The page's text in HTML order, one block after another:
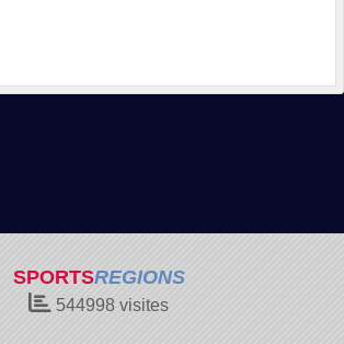
SPORTSREGIONS
544998 visites